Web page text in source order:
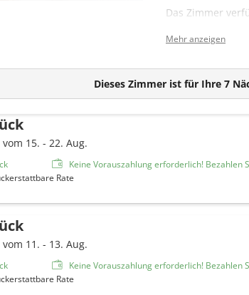
Das Zimmer
Ausstattung:
Wlan
Mehr anzeigen
Dieses Zimmer ist für Ihre 7
15. - 22. Aug.
Keine Vorauszahlung erforderlich! Bezahlen
Rate
11. - 13. Aug.
Keine Vorauszahlung erforderlich! Bezahlen
Rate